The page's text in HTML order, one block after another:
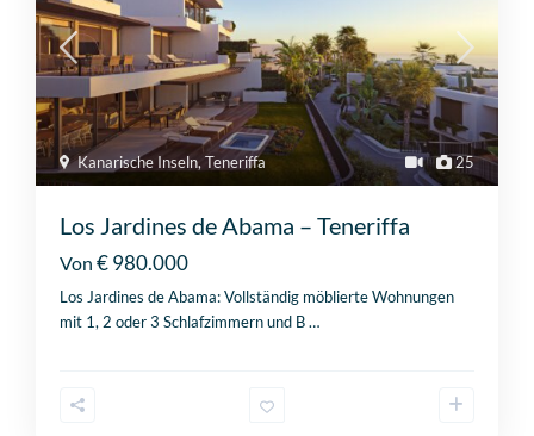
25
Kanarische Inseln,Teneriffa
Los Jardines de Abama – Teneriffa
Von € 980.000
Los Jardines de Abama: Vollständig möblierte Wohnungen
mit 1, 2 oder 3 Schlafzimmern und B…